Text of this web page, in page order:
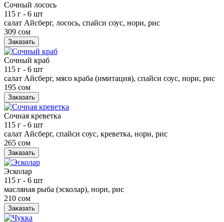
Сочный лосось
115 г - 6 шт
салат Айсберг, лосось, спайси соус, нори, рис
309 сом
Заказать
Сочный краб
115 г - 6 шт
салат Айсберг, мясо краба (имитация), спайси соус, нори, рис
195 сом
Заказать
Сочная креветка
115 г - 6 шт
салат Айсберг, спайси соус, креветка, нори, рис
265 сом
Заказать
Эсколар
115 г - 6 шт
масляная рыба (эсколар), нори, рис
210 сом
Заказать